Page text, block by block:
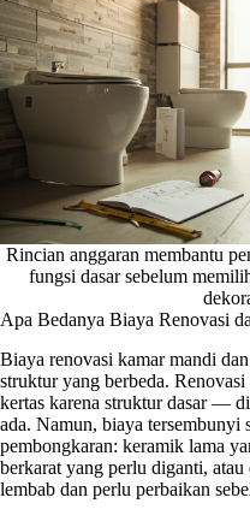
Rincian anggaran membantu
fungsi dasar sebelum
Apa Bedanya Biaya Renovasi
Biaya renovasi kamar mandi
struktur yang berbeda.
kertas karena struktur dasar —
ada. Namun, biaya tersembunyi
pembongkaran: keramik lama
berkarat yang perlu diganti,
lembab dan perlu perbaikan